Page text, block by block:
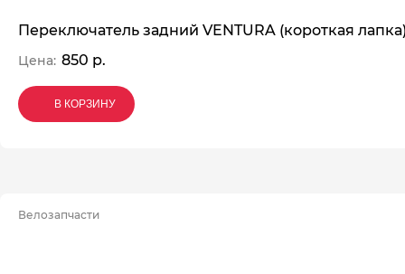
Переключатель задний VENTURA (короткая
Цена: 850 р.
В КОРЗИНУ
В КОРЗИНУ
В КОРЗИНУ
Велозапчасти